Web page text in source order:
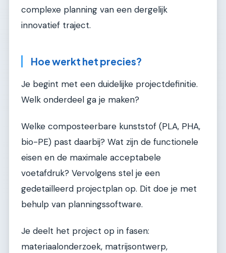
complexe planning van een dergelijk
innovatief traject.
Hoe werkt het precies?
Je begint met een duidelijke projectdefinitie.
Welk onderdeel ga je maken?
Welke composteerbare kunststof (PLA, PHA,
bio-PE) past daarbij? Wat zijn de functionele
eisen en de maximale acceptabele
voetafdruk? Vervolgens stel je een
gedetailleerd projectplan op. Dit doe je met
behulp van planningssoftware.
Je deelt het project op in fasen:
materiaalonderzoek, matrijsontwerp,